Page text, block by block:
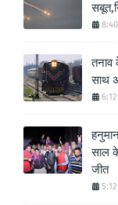
तनाव
साथ
साल
जीत